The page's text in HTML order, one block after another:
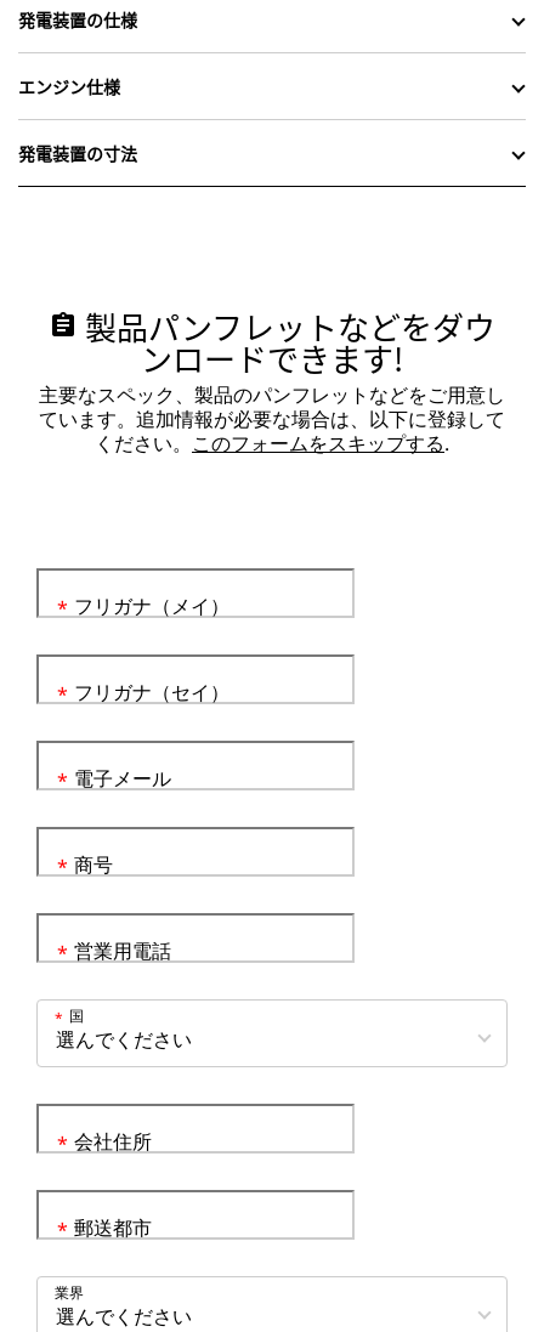
発電装置の仕様
エンジン仕様
発電装置の寸法
assignment 製品パンフレットなどをダウ
ンロードできます!
主要なスペック、製品のパンフレットなどをご用意し
ています。追加情報が必要な場合は、以下に登録して
ください。 このフォームをスキップする.
フリガナ（メイ）
*
フリガナ（セイ）
*
電子メール
*
商号
*
営業用電話
*
国
*
会社住所
*
郵送都市
*
業界